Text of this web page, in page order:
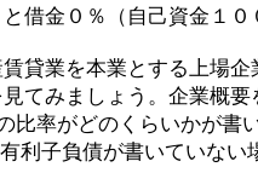
借金０％（自己資金１０
貸業を本業とする上場
てみましょう。企業概
率がどのくらいかが書
利子負債が書いていな